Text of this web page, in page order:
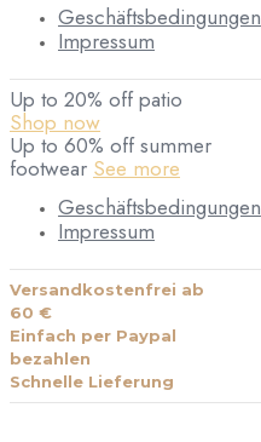
Geschäftsbedingungen
Impressum
Up to 20% off patio
Shop now
Up to 60% off summer
footwear See more
Geschäftsbedingungen
Impressum
Versandkostenfrei ab
60 €
Einfach per Paypal
bezahlen
Schnelle Lieferung